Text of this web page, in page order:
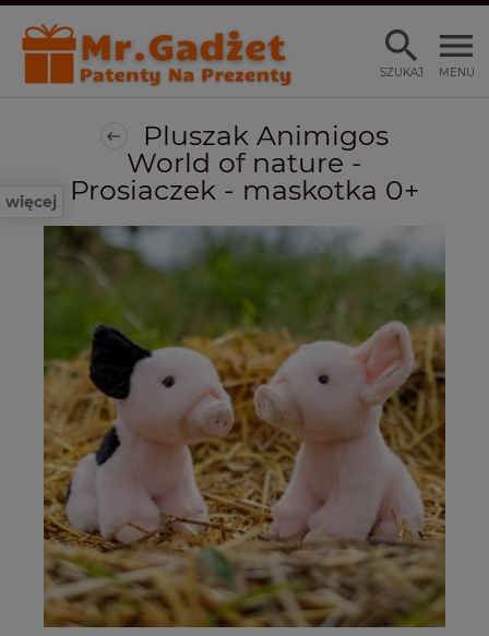
MENU
SZUKAJ
więcej
Pluszak Animigos
World of nature -
Prosiaczek - maskotka 0+